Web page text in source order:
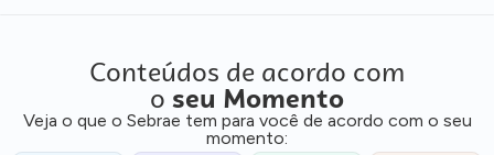
Conteúdos de acordo com
o seu Momento
Veja o que o Sebrae tem para você de acordo com o seu
momento: